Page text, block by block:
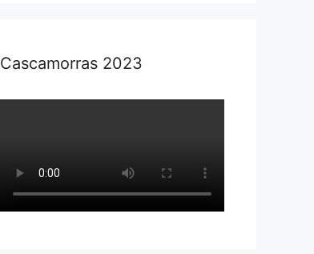
Cascamorras 2023